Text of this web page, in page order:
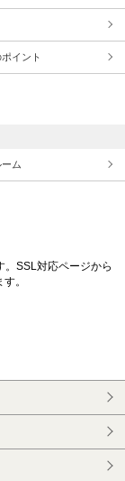
イント
ム
。SSL対応ページから
。